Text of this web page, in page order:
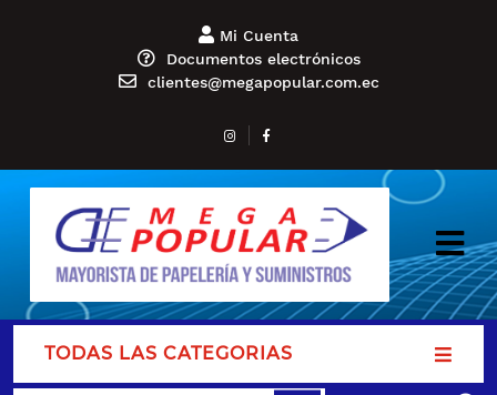
Mi Cuenta
Documentos electrónicos
clientes@megapopular.com.ec
TODAS LAS CATEGORIAS